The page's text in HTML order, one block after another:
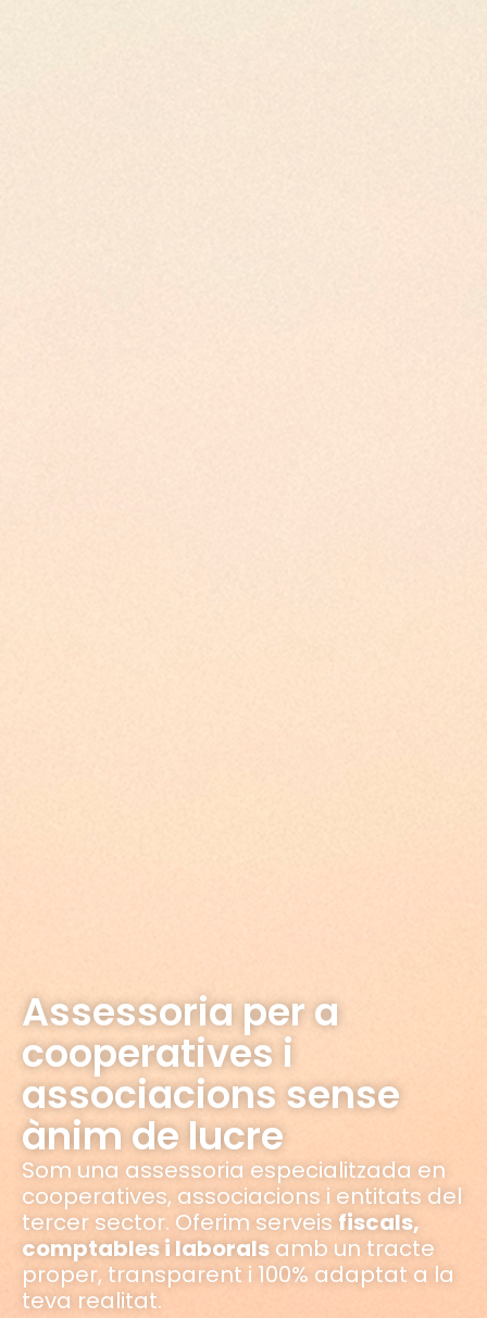
Assessoria per a
cooperatives i
associacions sense
ànim de lucre
Som una assessoria especialitzada en
cooperatives, associacions i entitats del
tercer sector. Oferim serveis fiscals,
comptables i laborals amb un tracte
proper, transparent i 100% adaptat a la
teva realitat.